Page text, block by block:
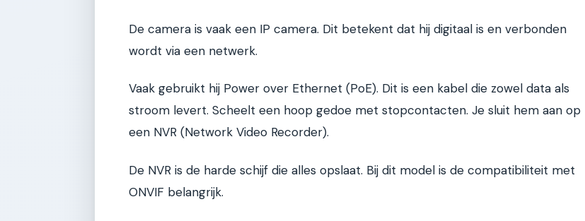
De camera is vaak een IP camera. Dit betekent dat hij digitaal is en verbonden
wordt via een netwerk.
Vaak gebruikt hij Power over Ethernet (PoE). Dit is een kabel die zowel data als
stroom levert. Scheelt een hoop gedoe met stopcontacten. Je sluit hem aan op
een NVR (Network Video Recorder).
De NVR is de harde schijf die alles opslaat. Bij dit model is de compatibiliteit met
ONVIF belangrijk.